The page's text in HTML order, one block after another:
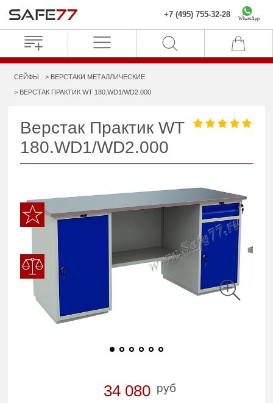
+7 (495) 755-32-28 WhatsApp
СЕЙФЫ ВЕРСТАКИ МЕТАЛЛИЧЕСКИЕ
ВЕРСТАК ПРАКТИК WT 180.WD1/WD2.000
Верстак Практик WT
180.WD1/WD2.000
34 080 руб